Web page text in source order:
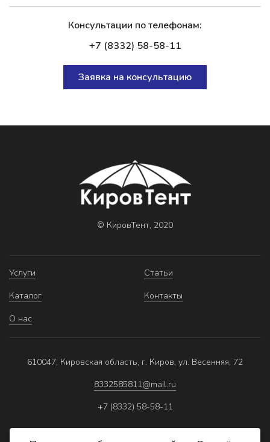
Консультации по телефонам:
+7 (8332) 58-58-11
Заявка на консультацию
© КировТент, 2020
Услуги
Каталог
О нас
Статьи
Контакты
610047, Кировская область, г. Киров, ул. Весенняя, 72
8332585811@mail.ru
+7 (8332) 58-58-11